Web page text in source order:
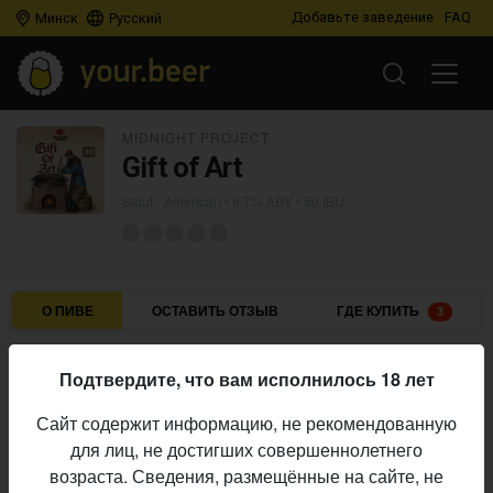
Минск Русский Добавьте заведение FAQ
Gift of Art
О ПИВЕ ОСТАВИТЬ ОТЗЫВ ГДЕ КУПИТЬ 3
Пивоварня:
Midnight Project
Алкоголь:
6,7%
Горечь:
50 IBU
Подтвердите, что вам исполнилось 18 лет
Сайт содержит информацию, не рекомендованную
для лиц, не достигших совершеннолетнего
возраста. Сведения, размещённые на сайте, не